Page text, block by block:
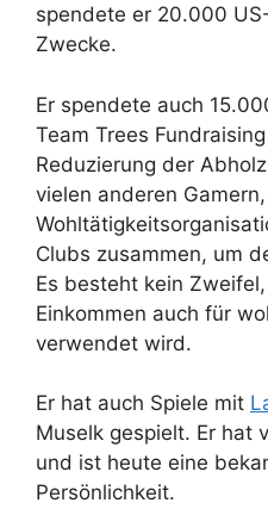
spendete er 20.000
Zwecke.
Er spendete auch
Team Trees
Reduzierung der
vielen anderen Gamern,
Clubs zusammen, um
Es besteht kein
Einkommen auch für
verwendet wird.
Er hat auch Spiele mit
Muselk gespielt. Er hat
und ist heute eine
Persönlichkeit.